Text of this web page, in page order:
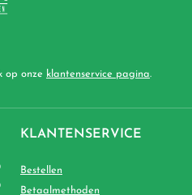
op onze klantenservice pagina.
KLANTENSERVICE
Bestellen
Betaalmethoden